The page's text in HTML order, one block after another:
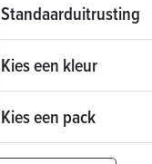
Standaarduitrusting
Kies een kleur
Kies een pack